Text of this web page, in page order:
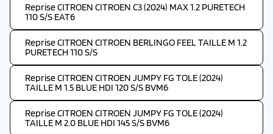
Reprise CITROEN CITROEN C3 (2024) MAX 1.2 PURETECH
110 S/S EAT6
Reprise CITROEN CITROEN BERLINGO FEEL TAILLE M 1.2
PURETECH 110 S/S
Reprise CITROEN CITROEN JUMPY FG TOLE (2024)
TAILLE M 1.5 BLUE HDI 120 S/S BVM6
Reprise CITROEN CITROEN JUMPY FG TOLE (2024)
TAILLE M 2.0 BLUE HDI 145 S/S BVM6